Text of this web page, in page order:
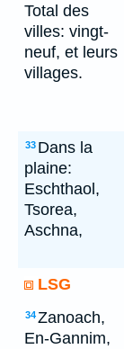
Total des
villes: vingt-
neuf, et leurs
villages.
33 Dans la
plaine:
Eschthaol,
Tsorea,
Aschna,
LSG
34Zanoach,
En-Gannim,